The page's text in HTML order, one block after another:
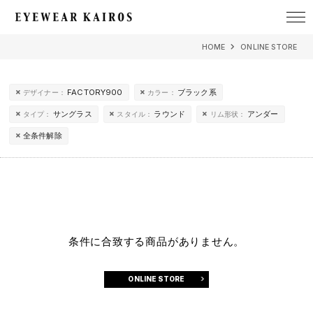
HOME ONLINE STORE
デザイナー： FACTORY900 カラー： ブラック系
タイプ： サングラス スタイル： ラウンド リム形状： アンダー
全条件解除
条件に合致する商品がありません。
ONLINE STORE